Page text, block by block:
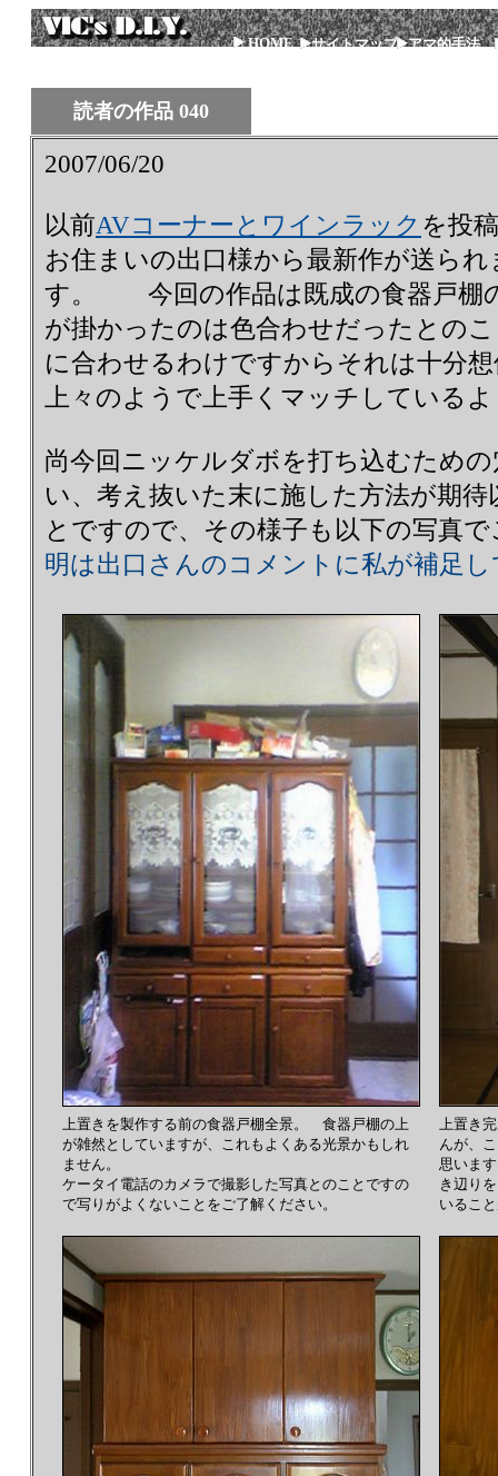
HOME サイトマップ アマ的手法
読者の作品 040
2007/06/20
以前AVコーナーとワインラック を投
お住まいの出口様から最新作が送ら
す。 今回の作品は既成の食器戸棚
が掛かったのは色合わせだったとの
に合わせるわけですからそれは十分
上々のようで上手くマッチしている
尚今回ニッケルダボを打ち込むため
い、考え抜いた末に施した方法が期
とですので、その様子も以下の写真
明は出口さんのコメントに私が補足
上置きを製作する前の食器戸棚全景。 食器戸棚の上
が雑然としていますが、これもよくある光景かもしれ
ません。
ケータイ電話のカメラで撮影した写真とのことですの
で写りがよくないことをご了解ください。
上置き
んが、
思いま
き辺り
いるこ